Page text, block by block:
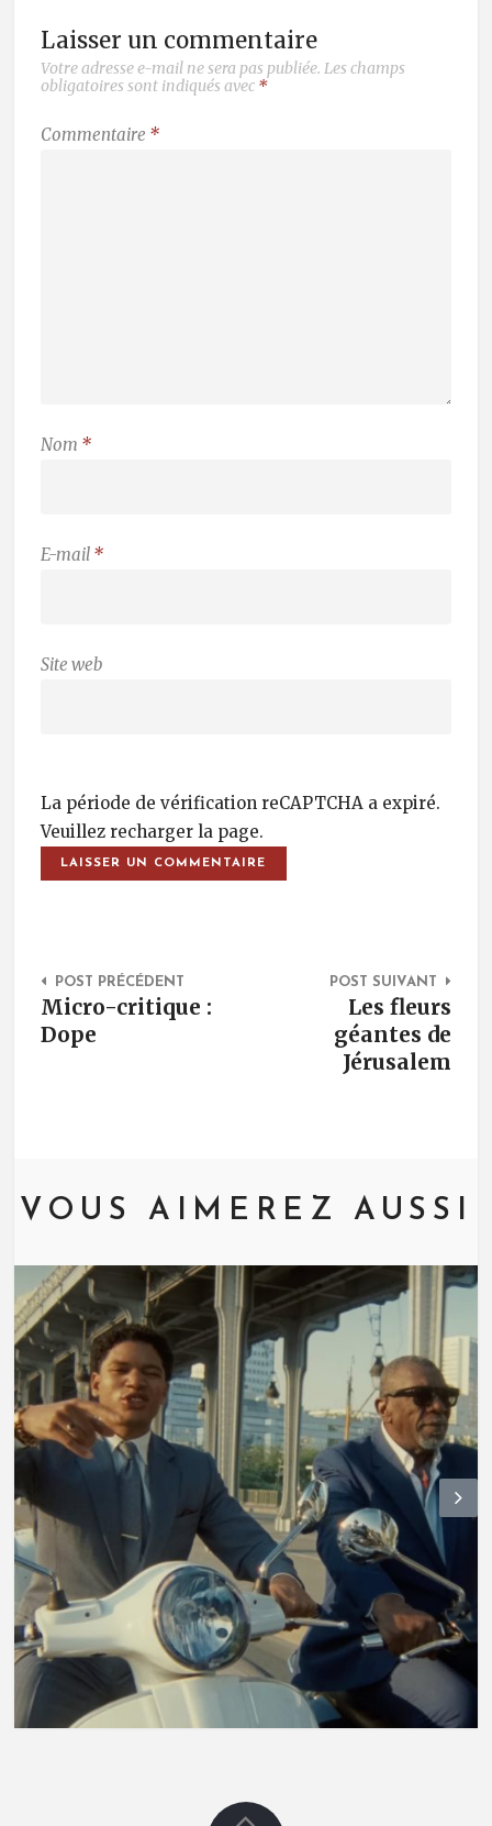
Laisser un commentaire
Votre adresse e-mail ne sera pas publiée. Les champs
obligatoires sont indiqués avec *
Commentaire *
Nom *
E-mail *
Site web
La période de vérification reCAPTCHA a expiré.
Veuillez recharger la page.
Post Navigation
POST PRÉCÉDENT
Micro-critique :
Dope
POST SUIVANT
Les fleurs
géantes de
Jérusalem
VOUS AIMEREZ AUSSI
ex
t